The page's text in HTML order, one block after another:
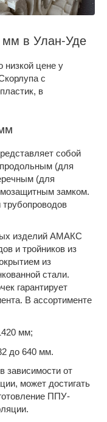
в Улан-Уде
цене у
с
в
собой
(для
(для
замком.
изделий АМАКС
и тройников из
из
стали.
гарантирует
В ассортименте
мм;
до 640 мм.
зависимости от
может достигать
ППУ-